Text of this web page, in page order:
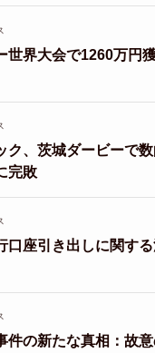
世界大会で1260万円
ク、茨城ダービーで
完敗
口座引き出しに関す
件の新たな真相：故